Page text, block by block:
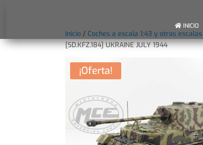
INICIO
Inicio / Coches a escala 1:43 y otras escalas
[SD.KFZ.184] UKRAINE JULY 1944
¡Oferta!